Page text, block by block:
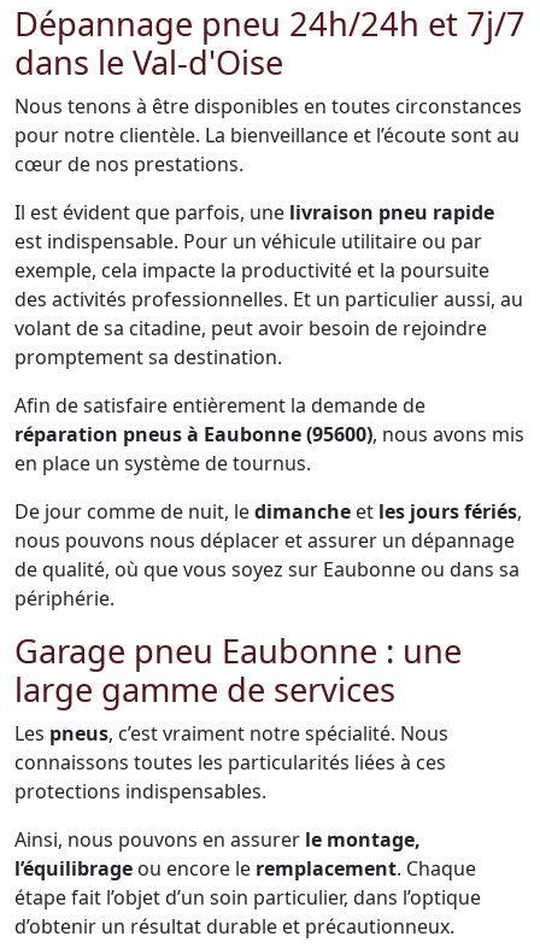
Dépannage pneu 24h/24h et 7j/7
dans le Val-d'Oise
Nous tenons à être disponibles en toutes circonstances
pour notre clientèle. La bienveillance et l’écoute sont au
cœur de nos prestations.
Il est évident que parfois, une livraison pneu rapide
est indispensable. Pour un véhicule utilitaire ou par
exemple, cela impacte la productivité et la poursuite
des activités professionnelles. Et un particulier aussi, au
volant de sa citadine, peut avoir besoin de rejoindre
promptement sa destination.
Afin de satisfaire entièrement la demande de
réparation pneus à Eaubonne (95600), nous avons mis
en place un système de tournus.
De jour comme de nuit, ledimanche et les jours fériés,
nous pouvons nous déplacer et assurer un dépannage
de qualité, où que vous soyez sur Eaubonne ou dans sa
périphérie.
Garage pneu Eaubonne : une
large gamme de services
Les pneus, c’est vraiment notre spécialité. Nous
connaissons toutes les particularités liées à ces
protections indispensables.
Ainsi, nous pouvons en assurer le montage,
l’équilibrage ou encore le remplacement. Chaque
étape fait l’objet d’un soin particulier, dans l’optique
d’obtenir un résultat durable et précautionneux.